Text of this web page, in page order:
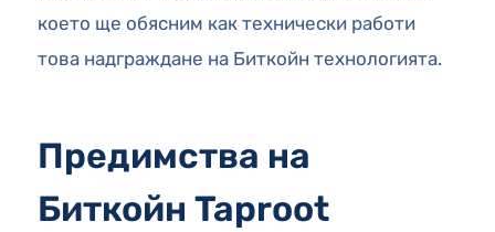
което ще обясним как технически работи
това надграждане на Биткойн технологията.
Предимства на
Биткойн Taproot